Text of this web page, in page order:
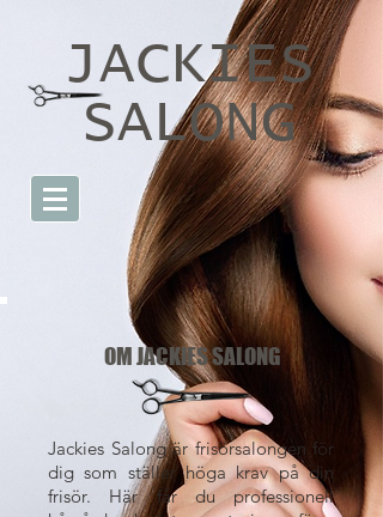
JACKIES
SALONG
Jackies Salong är frisörsalongen för
dig som ställer höga krav på din
frisör. Här får du professionell
OM JACKIES SALONG